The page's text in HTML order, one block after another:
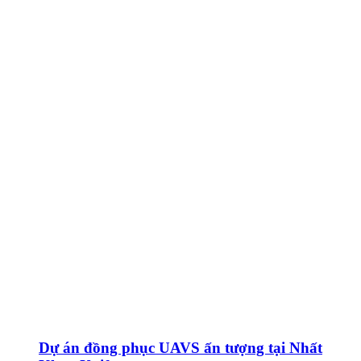
Dự án đồng phục UAVS ấn tượng tại Nhất